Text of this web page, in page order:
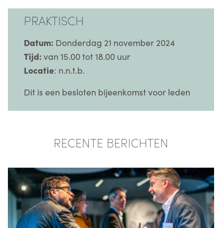
PRAKTISCH
Datum: Donderdag 21 november 2024
Tijd: van 15.00 tot 18.00 uur
Locatie: n.n.t.b.
Dit is een besloten bijeenkomst voor leden
RECENTE BERICHTEN